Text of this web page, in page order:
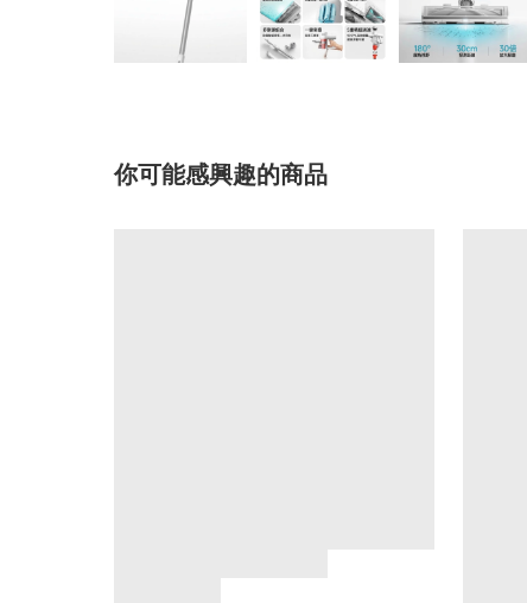
你可能感興趣的商品